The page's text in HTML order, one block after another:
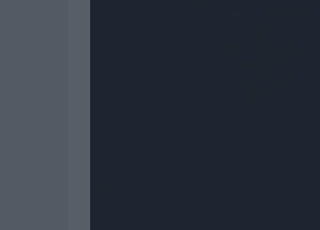
CAPAZ, LA CERVEZA
AUDIBLE REIVINDICA
‘VUELVE EL FÚTBOL.